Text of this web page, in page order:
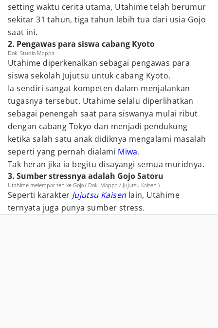
setting waktu cerita utama, Utahime telah berumur
sekitar 31 tahun, tiga tahun lebih tua dari usia Gojo
saat ini.
2. Pengawas para siswa cabang Kyoto
Dok. Studio Mappa
Utahime diperkenalkan sebagai pengawas para
siswa sekolah Jujutsu untuk cabang Kyoto.
Ia sendiri sangat kompeten dalam menjalankan
tugasnya tersebut. Utahime selalu diperlihatkan
sebagai penengah saat para siswanya mulai ribut
dengan cabang Tokyo dan menjadi pendukung
ketika salah satu anak didiknya mengalami masalah
seperti yang pernah dialami Miwa.
Tak heran jika ia begitu disayangi semua muridnya.
3. Sumber stressnya adalah Gojo Satoru
Utahime melempar teh ke Gojo ( Dok. Mappa / Jujutsu Kaisen )
Seperti karakter Jujutsu Kaisen lain, Utahime
ternyata juga punya sumber stress.